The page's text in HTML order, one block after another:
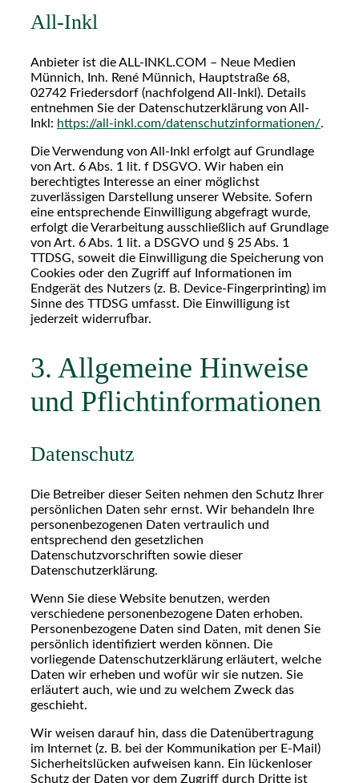
All-Inkl
Anbieter ist die ALL-INKL.COM – Neue Medien
Münnich, Inh. René Münnich, Hauptstraße 68,
02742 Friedersdorf (nachfolgend All-Inkl). Details
entnehmen Sie der Datenschutzerklärung von All-
Inkl: https://all-inkl.com/datenschutzinformationen/.
Die Verwendung von All-Inkl erfolgt auf Grundlage
von Art. 6 Abs. 1 lit. f DSGVO. Wir haben ein
berechtigtes Interesse an einer möglichst
zuverlässigen Darstellung unserer Website. Sofern
eine entsprechende Einwilligung abgefragt wurde,
erfolgt die Verarbeitung ausschließlich auf Grundlage
von Art. 6 Abs. 1 lit. a DSGVO und § 25 Abs. 1
TTDSG, soweit die Einwilligung die Speicherung von
Cookies oder den Zugriff auf Informationen im
Endgerät des Nutzers (z. B. Device-Fingerprinting) im
Sinne des TTDSG umfasst. Die Einwilligung ist
jederzeit widerrufbar.
3. Allgemeine Hinweise
und Pflicht­informationen
Datenschutz
Die Betreiber dieser Seiten nehmen den Schutz Ihrer
persönlichen Daten sehr ernst. Wir behandeln Ihre
personenbezogenen Daten vertraulich und
entsprechend den gesetzlichen
Datenschutzvorschriften sowie dieser
Datenschutzerklärung.
Wenn Sie diese Website benutzen, werden
verschiedene personenbezogene Daten erhoben.
Personenbezogene Daten sind Daten, mit denen Sie
persönlich identifiziert werden können. Die
vorliegende Datenschutzerklärung erläutert, welche
Daten wir erheben und wofür wir sie nutzen. Sie
erläutert auch, wie und zu welchem Zweck das
geschieht.
Wir weisen darauf hin, dass die Datenübertragung
im Internet (z. B. bei der Kommunikation per E-Mail)
Sicherheitslücken aufweisen kann. Ein lückenloser
Schutz der Daten vor dem Zugriff durch Dritte ist